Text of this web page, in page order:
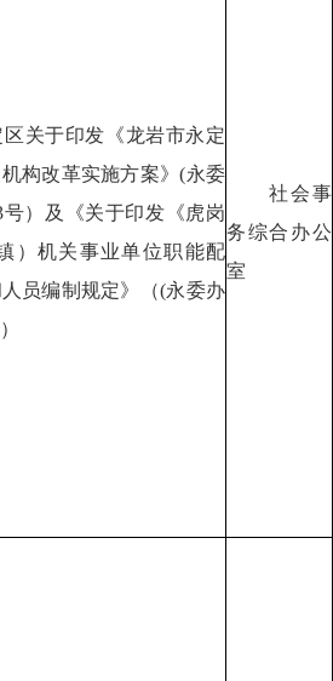
于印发《龙岩市永定
构改革实施方案》(永委
号）及《关于印发《虎岗
）机关事业单位职能配
员编制规定》（(永委办
社会事
务综合办公
室